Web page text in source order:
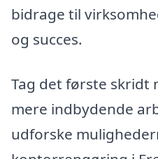
bidrage til
og succes.
Tag det første skridt
mere indbydende
udforske